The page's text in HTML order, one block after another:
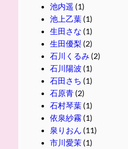
池内遥 (1)
池上乙葉(1)
生田さな (1)
生田優梨 (2)
石川くるみ (2)
石川陽波 (1)
石田さち (1)
石原青(2)
石村琴葉(1)
依泉紗霧 (1)
泉りおん (11)
市川愛茉(1)